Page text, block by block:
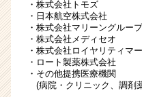
ア
キ
ャ
リ
ア
・株式会社トモズ
・日本航空株式会社
・株式会社マリーングルー
・株式会社メディセオ
・株式会社ロイヤリティマ
・ロート製薬株式会社
・その他提携医療機関
(病院・クリニック、調剤